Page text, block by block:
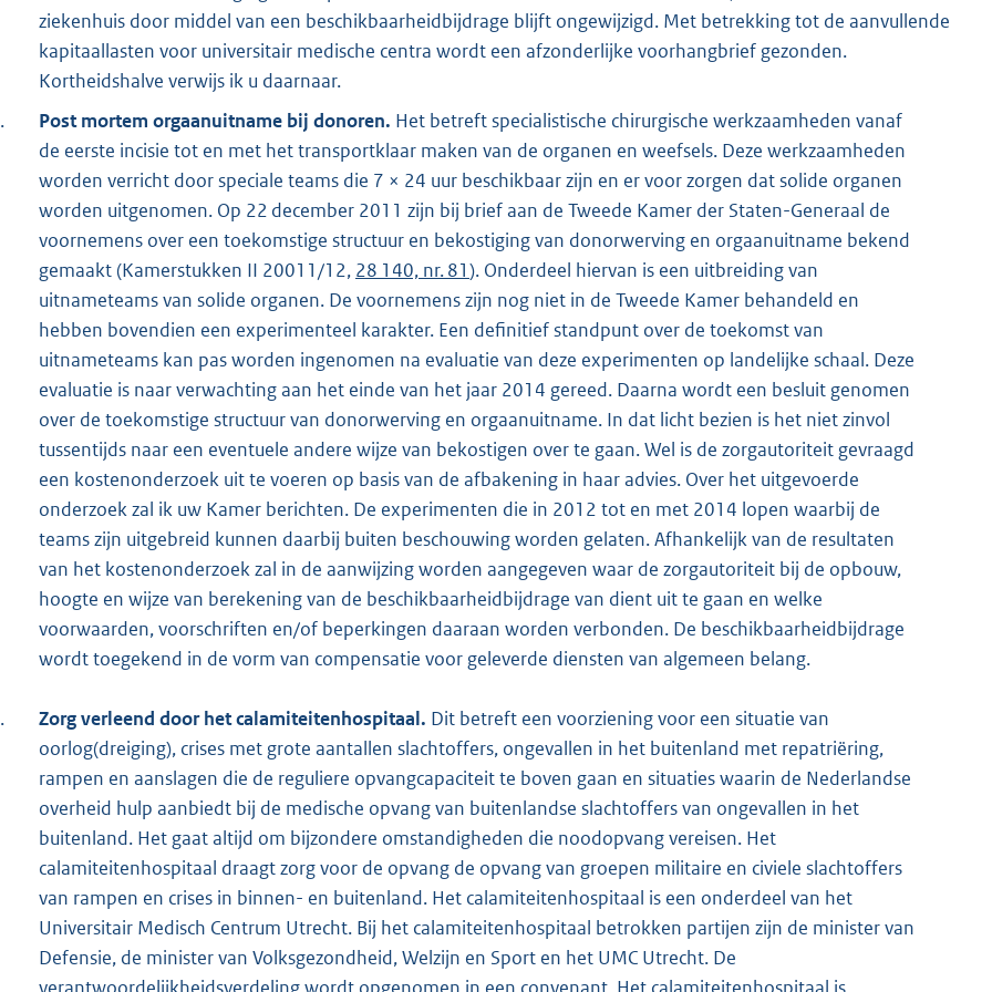
ziekenhuis door middel van een beschikbaarheidbijdrage blijft ongewijzigd. Met betrekking tot de aanvullende
kapitaallasten voor universitair medische centra wordt een afzonderlijke voorhangbrief gezonden.
Kortheidshalve verwijs ik u daarnaar.
Post mortem orgaanuitname bij donoren. Het betreft specialistische chirurgische werkzaamheden vanaf
de eerste incisie tot en met het transportklaar maken van de organen en weefsels. Deze werkzaamheden
worden verricht door speciale teams die 7 × 24 uur beschikbaar zijn en er voor zorgen dat solide organen
worden uitgenomen. Op 22 december 2011 zijn bij brief aan de Tweede Kamer der Staten-Generaal de
voornemens over een toekomstige structuur en bekostiging van donorwerving en orgaanuitname bekend
gemaakt (Kamerstukken II 20011/12, 28 140, nr. 81). Onderdeel hiervan is een uitbreiding van
uitnameteams van solide organen. De voornemens zijn nog niet in de Tweede Kamer behandeld en
hebben bovendien een experimenteel karakter. Een definitief standpunt over de toekomst van
uitnameteams kan pas worden ingenomen na evaluatie van deze experimenten op landelijke schaal. Deze
evaluatie is naar verwachting aan het einde van het jaar 2014 gereed. Daarna wordt een besluit genomen
over de toekomstige structuur van donorwerving en orgaanuitname. In dat licht bezien is het niet zinvol
tussentijds naar een eventuele andere wijze van bekostigen over te gaan. Wel is de zorgautoriteit gevraagd
een kostenonderzoek uit te voeren op basis van de afbakening in haar advies. Over het uitgevoerde
onderzoek zal ik uw Kamer berichten. De experimenten die in 2012 tot en met 2014 lopen waarbij de
teams zijn uitgebreid kunnen daarbij buiten beschouwing worden gelaten. Afhankelijk van de resultaten
van het kostenonderzoek zal in de aanwijzing worden aangegeven waar de zorgautoriteit bij de opbouw,
hoogte en wijze van berekening van de beschikbaarheidbijdrage van dient uit te gaan en welke
voorwaarden, voorschriften en/of beperkingen daaraan worden verbonden. De beschikbaarheidbijdrage
wordt toegekend in de vorm van compensatie voor geleverde diensten van algemeen belang.
Zorg verleend door het calamiteitenhospitaal. Dit betreft een voorziening voor een situatie van
oorlog(dreiging), crises met grote aantallen slachtoffers, ongevallen in het buitenland met repatriëring,
rampen en aanslagen die de reguliere opvangcapaciteit te boven gaan en situaties waarin de Nederlandse
overheid hulp aanbiedt bij de medische opvang van buitenlandse slachtoffers van ongevallen in het
buitenland. Het gaat altijd om bijzondere omstandigheden die noodopvang vereisen. Het
calamiteitenhospitaal draagt zorg voor de opvang de opvang van groepen militaire en civiele slachtoffers
van rampen en crises in binnen- en buitenland. Het calamiteitenhospitaal is een onderdeel van het
Universitair Medisch Centrum Utrecht. Bij het calamiteitenhospitaal betrokken partijen zijn de minister van
Defensie, de minister van Volksgezondheid, Welzijn en Sport en het UMC Utrecht. De